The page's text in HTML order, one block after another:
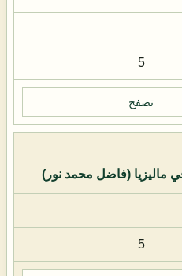
5
تصفح
ماليزيا (فاضل محمد نور)
5